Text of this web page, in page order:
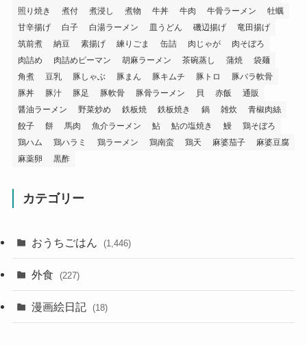
照り焼き
煮付 煮浸し 煮物 牛丼 牛肉 牛骨ラーメン
牡蠣
甘辛揚げ
白子 白湯ラーメン 皿うどん 磯辺揚げ
竜田揚げ
筑前煮
納豆 素揚げ 練りごま 缶詰 肉じゃが
肉そぼろ
肉詰め
肉詰めピーマン 胡麻ラーメン 茶碗蒸し 蒲焼
袋麺
角煮
豆乳 豚しゃぶ 豚まん 豚キムチ 豚トロ
豚バラ軟骨
豚丼
豚汁 豚足 豚軟骨 豚骨ラーメン 貝 赤飯
通販
醤油ラーメン
野菜炒め 鉄板焼 鉄板焼き 鍋 雑炊
青椒肉絲
餃子
餅 馬肉 魚介ラーメン 鮎 鮎の塩焼き 鰻
鶏そぼろ
鶏ハム
鶏ハラミ 鶏ラーメン 鶏南蛮 鶏天 麻婆茄子
麻婆豆腐
麻薬卵
黒酢
カテゴリー
おうちごはん (1,446)
外食 (227)
漫画絵日記 (18)